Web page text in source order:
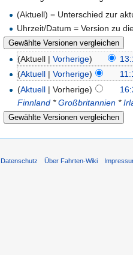
(Aktuell) = Unterschied zur
Uhrzeit/Datum = Version zu
(Aktuell |Vorherige)
(Aktuell |Vorherige)
(Aktuell | Vorherige)
Finnland *Großbritannien *
Datenschutz Über Fahrten-Wiki